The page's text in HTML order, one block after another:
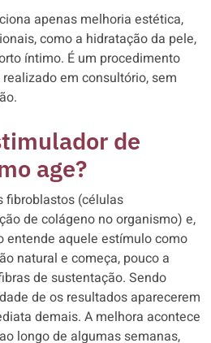
apenas melhoria estética,
como a hidratação da pele,
íntimo. É um procedimento
em consultório, sem
de
age?
fibroblastos (células
de colágeno no organismo) e,
entende aquele estímulo como
natural e começa, pouco a
de sustentação. Sendo
de os resultados aparecerem
demais. A melhora acontece
longo de algumas semanas,